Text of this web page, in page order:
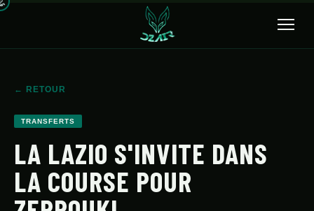
ACCUEIL
SÉLECTION
TRANSFERTS
← RETOUR
TRANSFERTS
LA LAZIO S'INVITE DANS
LA COURSE POUR